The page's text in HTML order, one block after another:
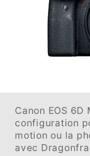
Canon EOS 6D
configuration
motion ou la
avec